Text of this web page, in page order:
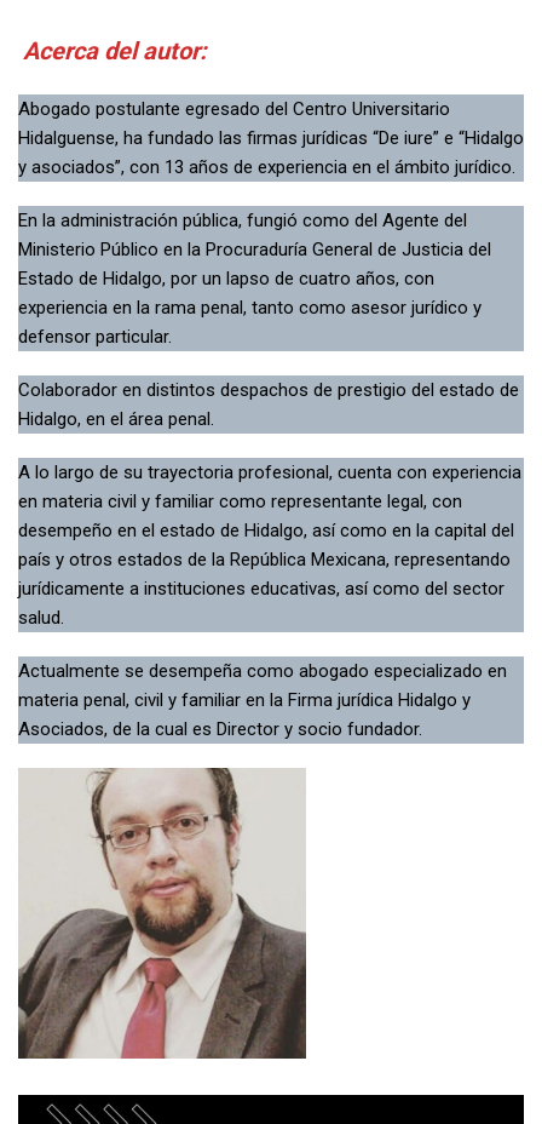
Acerca del autor:
Abogado postulante egresado del Centro Universitario
Hidalguense, ha fundado las firmas jurídicas “De iure” e “Hidalgo
y asociados”, con 13 años de experiencia en el ámbito jurídico.
En la administración pública, fungió como del Agente del
Ministerio Público en la Procuraduría General de Justicia del
Estado de Hidalgo, por un lapso de cuatro años, con
experiencia en la rama penal, tanto como asesor jurídico y
defensor particular.
Colaborador en distintos despachos de prestigio del estado de
Hidalgo, en el área penal.
A lo largo de su trayectoria profesional, cuenta con experiencia
en materia civil y familiar como representante legal, con
desempeño en el estado de Hidalgo, así como en la capital del
país y otros estados de la República Mexicana, representando
jurídicamente a instituciones educativas, así como del sector
salud.
Actualmente se desempeña como abogado especializado en
materia penal, civil y familiar en la Firma jurídica Hidalgo y
Asociados, de la cual es Director y socio fundador.